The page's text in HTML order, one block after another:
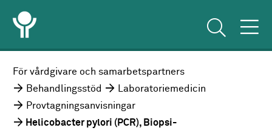
För vårdgivare och samarbetspartners
Behandlingsstöd
Laboratoriemedicin
Provtagningsanvisningar
Helicobacter pylori (PCR), Biopsi-